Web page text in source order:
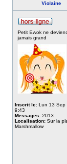
Violaine
Petit Ewok ne
jamais grand
Inscrit le: Lun 13 Sep
9:43
Messages: 2013
Localisation: Sur la
Marshmallow